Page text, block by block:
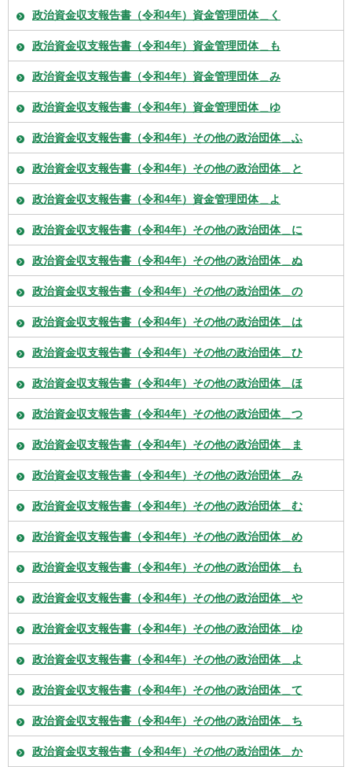
政治資金収支報告書（令和4年）資金管理団体＿く
政治資金収支報告書（令和4年）資金管理団体＿も
政治資金収支報告書（令和4年）資金管理団体＿み
政治資金収支報告書（令和4年）資金管理団体＿ゆ
政治資金収支報告書（令和4年）その他の政治団体＿ふ
政治資金収支報告書（令和4年）その他の政治団体＿と
政治資金収支報告書（令和4年）資金管理団体＿よ
政治資金収支報告書（令和4年）その他の政治団体＿に
政治資金収支報告書（令和4年）その他の政治団体＿ぬ
政治資金収支報告書（令和4年）その他の政治団体＿の
政治資金収支報告書（令和4年）その他の政治団体＿は
政治資金収支報告書（令和4年）その他の政治団体＿ひ
政治資金収支報告書（令和4年）その他の政治団体＿ほ
政治資金収支報告書（令和4年）その他の政治団体＿つ
政治資金収支報告書（令和4年）その他の政治団体＿ま
政治資金収支報告書（令和4年）その他の政治団体＿み
政治資金収支報告書（令和4年）その他の政治団体＿む
政治資金収支報告書（令和4年）その他の政治団体＿め
政治資金収支報告書（令和4年）その他の政治団体＿も
政治資金収支報告書（令和4年）その他の政治団体＿や
政治資金収支報告書（令和4年）その他の政治団体＿ゆ
政治資金収支報告書（令和4年）その他の政治団体＿よ
政治資金収支報告書（令和4年）その他の政治団体＿て
政治資金収支報告書（令和4年）その他の政治団体＿ち
政治資金収支報告書（令和4年）その他の政治団体＿か